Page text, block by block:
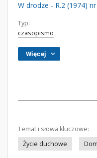
W drodze - R.2 (1974)
Typ:
czasopismo
Więcej
Temat i słowa kluczowe:
Życie duchowe